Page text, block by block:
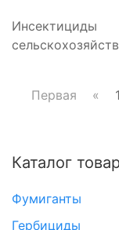
Инсектициды
Первая « 1
Каталог
Фумиганты
Гербициды